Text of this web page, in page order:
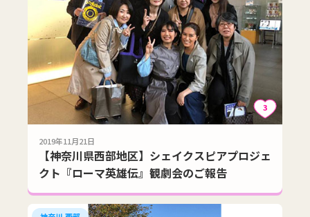
3
2019年11月21日
【神奈川県西部地区】シェイクスピアプロジェ
クト『ローマ英雄伝』観劇会のご報告